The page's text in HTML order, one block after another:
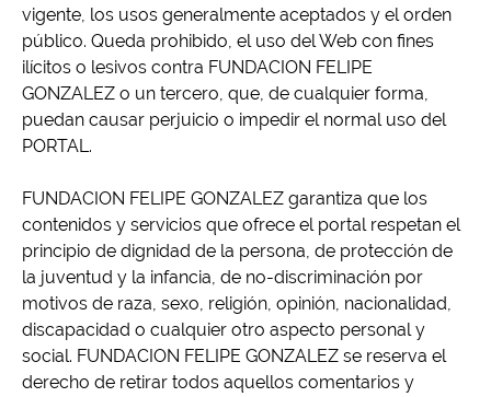
vigente, los usos generalmente aceptados y el orden
público. Queda prohibido, el uso del Web con fines
ilícitos o lesivos contra FUNDACION FELIPE
GONZALEZ o un tercero, que, de cualquier forma,
puedan causar perjuicio o impedir el normal uso del
PORTAL.
FUNDACION FELIPE GONZALEZ garantiza que los
contenidos y servicios que ofrece el portal respetan el
principio de dignidad de la persona, de protección de
la juventud y la infancia, de no-discriminación por
motivos de raza, sexo, religión, opinión, nacionalidad,
discapacidad o cualquier otro aspecto personal y
social. FUNDACION FELIPE GONZALEZ se reserva el
derecho de retirar todos aquellos comentarios y